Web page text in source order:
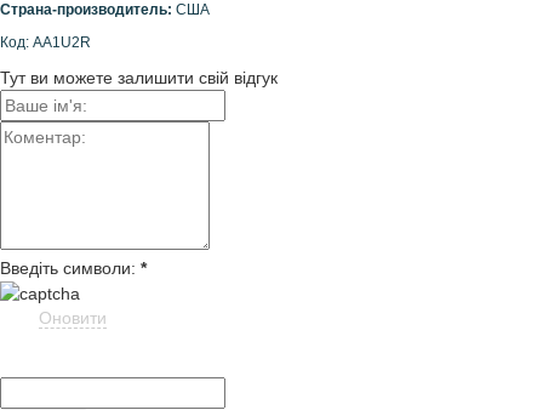
Страна-производитель: США
Код: AA1U2R
Тут ви можете залишити свій відгук
Введіть символи: *
Оновити